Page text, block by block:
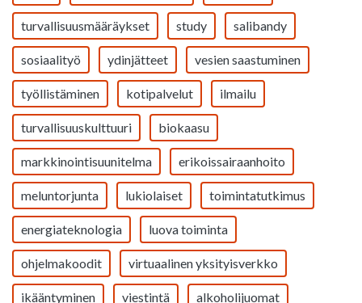
turvallisuusmääräykset study salibandy
sosiaalityö ydinjätteet vesien saastuminen
työllistäminen kotipalvelut ilmailu
turvallisuuskulttuuri biokaasu
markkinointisuunitelma erikoissairaanhoito
meluntorjunta lukiolaiset toimintatutkimus
energiateknologia luova toiminta
ohjelmakoodit virtuaalinen yksityisverkko
ikääntyminen viestintä alkoholijuomat